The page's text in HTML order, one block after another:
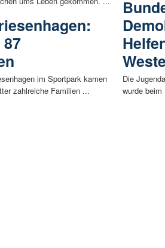
im Sportpark kamen
zahlreiche Familien ...
Die
wurde